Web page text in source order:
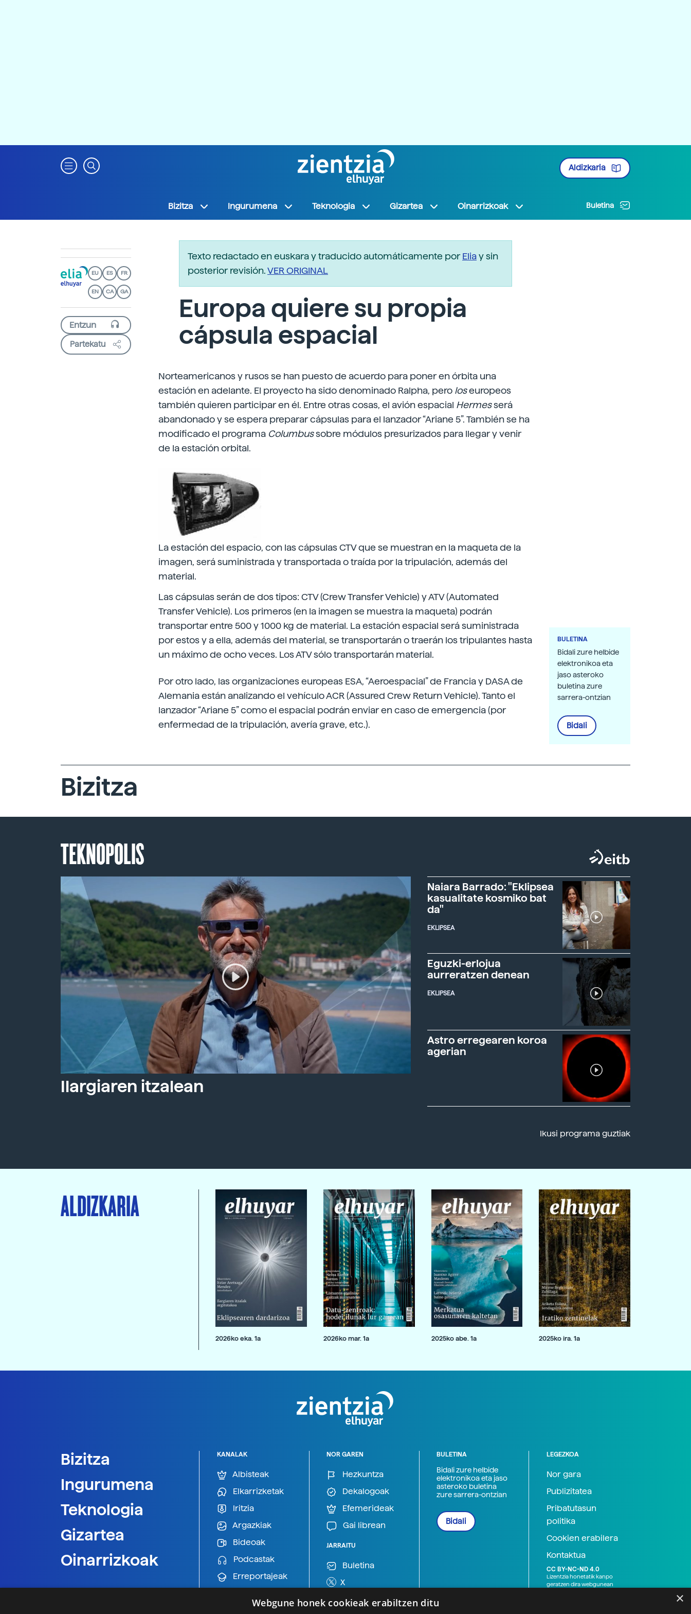
Aldizkaria
Bizitza Ingurumena Teknologia Gizartea Oinarrizkoak Buletina
EU ES FR
EN CA GA
Partekatu
Texto redactado en euskara y traducido automáticamente porEliay sin
posterior revisión.VER ORIGINAL
Europa quiere su propia
cápsula espacial
Norteamericanos y rusos se han puesto de acuerdo para poner en órbita una
estación en adelante. El proyecto ha sido denominado Ralpha, pero loseuropeos
también quieren participar en él. Entre otras cosas, el avión espacial Hermesserá
abandonado y se espera preparar cápsulas para el lanzador “Ariane 5”. También se ha
modificado el programa Columbussobre módulos presurizados para llegar y venir
de la estación orbital.
La estación del espacio, con las cápsulas CTV que se muestran en la maqueta de la
imagen, será suministrada y transportada o traída por la tripulación, además del
material.
Las cápsulas serán de dos tipos: CTV (Crew Transfer Vehicle) y ATV (Automated
Transfer Vehicle). Los primeros (en la imagen se muestra la maqueta) podrán
transportar entre 500 y 1000 kg de material. La estación espacial será suministrada
por estos y a ella, además del material, se transportarán o traerán los tripulantes hasta
un máximo de ocho veces. Los ATV sólo transportarán material.
Por otro lado, las organizaciones europeas ESA, “Aeroespacial” de Francia y DASA de
Alemania están analizando el vehículo ACR (Assured Crew Return Vehicle). Tanto el
lanzador “Ariane 5” como el espacial podrán enviar en caso de emergencia (por
enfermedad de la tripulación, avería grave, etc.).
BULETINA
Bidali zure helbide
elektronikoa eta
jaso asteroko
buletina zure
sarrera-ontzian
Bidali
Bizitza
TEKNOPOLIS
Ilargiaren itzalean
Naiara Barrado: "Eklipsea
kasualitate kosmiko bat
da"
EKLIPSEA
Eguzki-erlojua
aurreratzen denean
EKLIPSEA
Astro erregearen koroa
agerian
Ikusi programa guztiak
ALDIZKARIA
2026ko eka. 1a 2026ko mar. 1a 2025ko abe. 1a 2025ko ira. 1a
Bizitza
Ingurumena
Teknologia
Gizartea
Oinarrizkoak
KANALAK
Albisteak
Elkarrizketak
Iritzia
Argazkiak
Bideoak
Podcastak
Erreportajeak
NOR GAREN
Hezkuntza
Dekalogoak
Efemerideak
Gai librean
JARRAITU
Buletina
X
BlueSky
BULETINA
Bidali zure helbide
elektronikoa eta jaso
asteroko buletina
zure sarrera-ontzian
Bidali
LEGEZKOA
Nor gara
Publizitatea
Pribatutasun
politika
Cookien erabilera
Kontaktua
CC BY-NC-ND 4.0
Lizentzia honetatik kanpo
geratzen dira webgunean
×
Webgune honek cookieak erabiltzen ditu